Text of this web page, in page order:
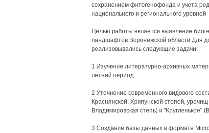
сохранением фитогенофонда и учета
национального и регионального уровней
Целью работы является выявление
ландшафтов Воронежской области Для
реализовывались следующие задачи:
1 Изучение литературно-архивных
летний период
2 Уточнение современного видового
Краснянской, Хрипунской степей,
Владимировская степь) и "Кругленькое"
3 Создание базы данных в формате